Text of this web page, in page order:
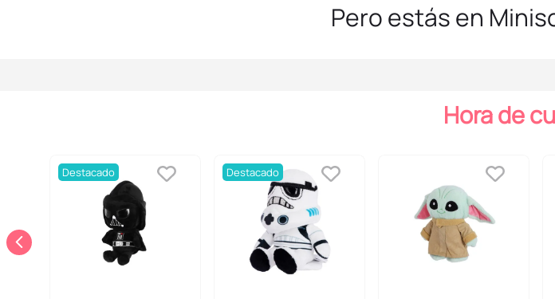
Pero estás en
Hora de
Destacado Destacado